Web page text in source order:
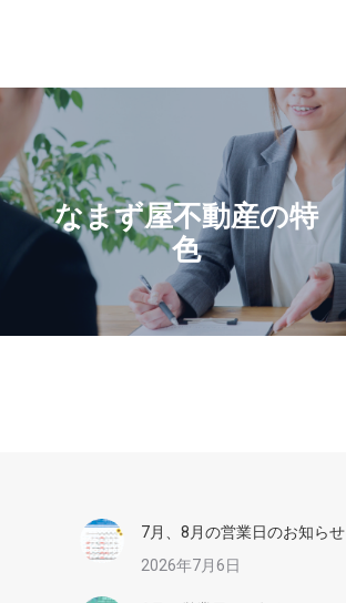
なまず屋不動産の特
色
7月、8月の営業日のお知らせ
2026年7月6日